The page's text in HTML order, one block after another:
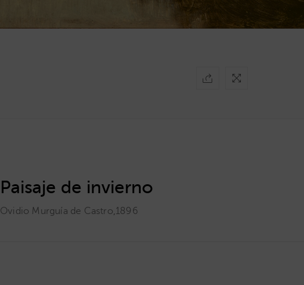
Paisaje de invierno
Ovidio Murguía de Castro,1896